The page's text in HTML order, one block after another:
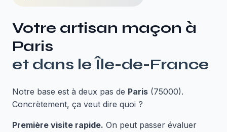
Votre artisan maçon à
Paris
et dans leÎle-de-France
Notre base est à deux pas de Paris (75000).
Concrètement, ça veut dire quoi ?
Première visite rapide. On peut passer évaluer